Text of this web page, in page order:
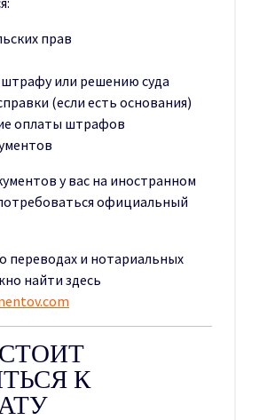
прав
или решению суда
(если есть основания)
оплаты штрафов
у вас на иностранном
официальный
и нотариальных
найти здесь
К